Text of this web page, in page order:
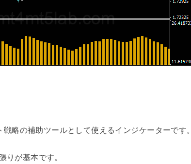
略の補助ツールとして使えるインジケーターです。
りが基本です。